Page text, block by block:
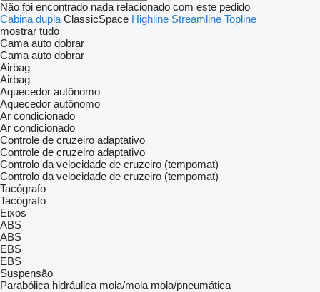
Não foi encontrado nada relacionado com este pedido
Cabina dupla ClassicSpace Highline Streamline Topline
mostrar tudo
Cama auto dobrar
Cama auto dobrar
Airbag
Airbag
Aquecedor autônomo
Aquecedor autônomo
Ar condicionado
Ar condicionado
Controle de cruzeiro adaptativo
Controle de cruzeiro adaptativo
Controlo da velocidade de cruzeiro (tempomat)
Controlo da velocidade de cruzeiro (tempomat)
Tacógrafo
Tacógrafo
Eixos
ABS
ABS
EBS
EBS
Suspensão
Parabólica hidráulica mola/mola mola/pneumática